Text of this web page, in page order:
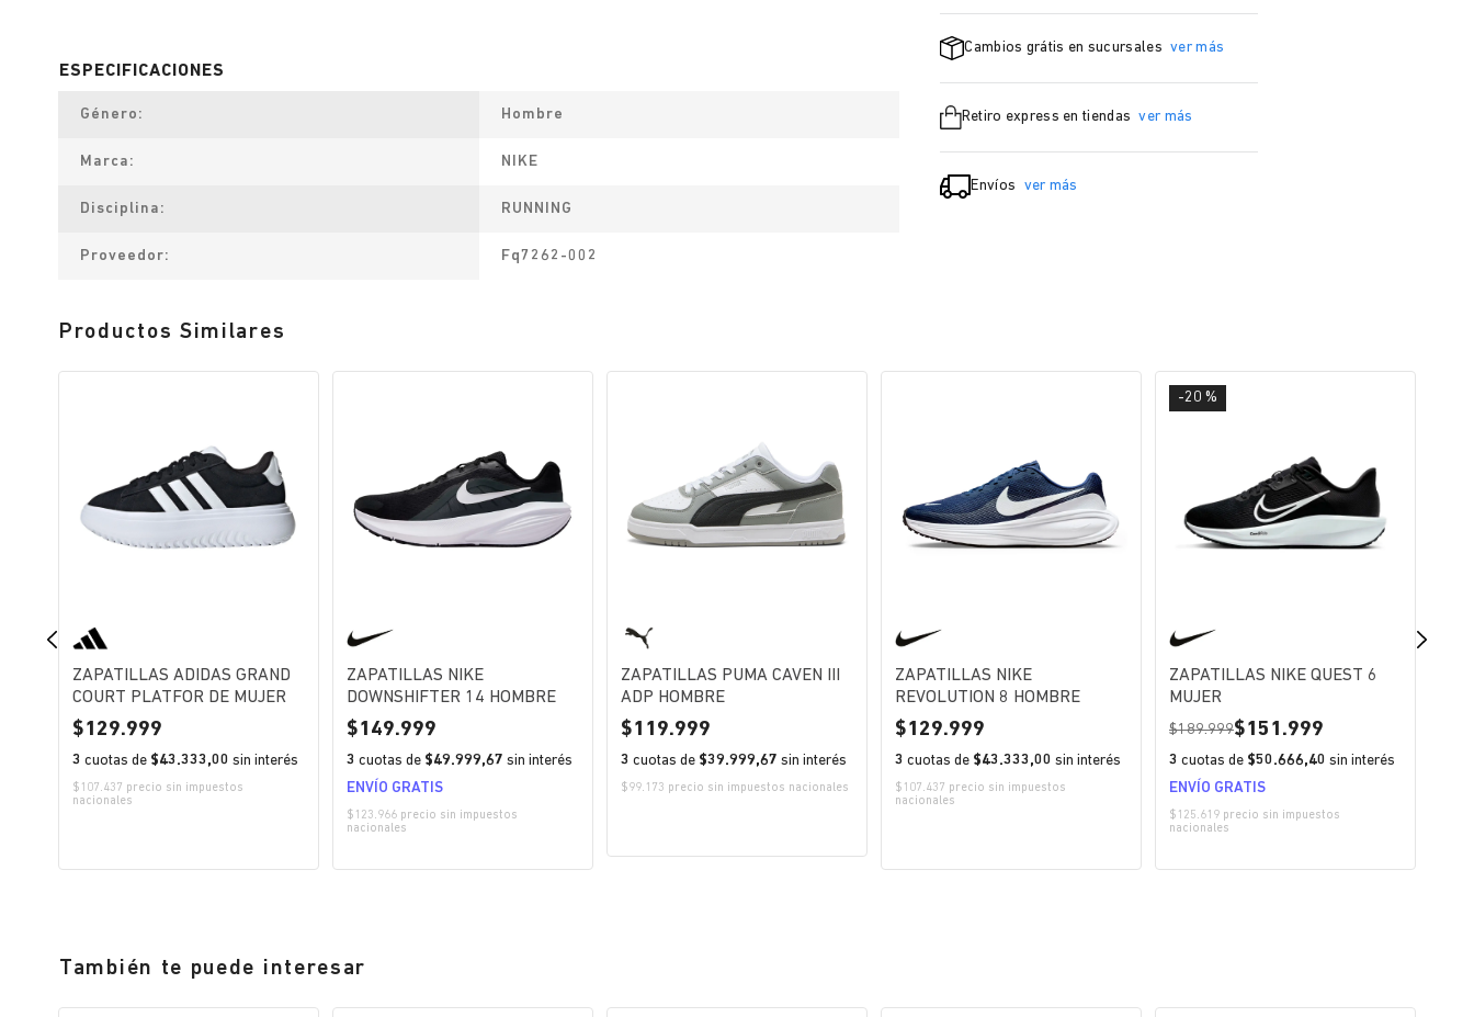
Género Hombre
Marca NIKE
Disciplina RUNNING
Proveedor Fq7262-002
Cambios grátis en sucursales ver más
Retiro express en tiendas ver más
Envíos ver más
Productos Similares
ZAPATILLAS ADIDAS GRAND
COURT PLATFOR DE MUJER
129.999
3 cuotas de $43.333,00 sin interés
$107.437 precio sin impuestos
nacionales
ZAPATILLAS NIKE
DOWNSHIFTER 14 HOMBRE
149.999
3 cuotas de $49.999,67 sin interés
ENVÍO GRATIS
$123.966 precio sin impuestos
nacionales
ZAPATILLAS PUMA CAVEN III
ADP HOMBRE
119.999
3 cuotas de $39.999,67 sin interés
$99.173 precio sin impuestos nacionales
ZAPATILLAS NIKE
REVOLUTION 8 HOMBRE
129.999
3 cuotas de $43.333,00 sin interés
$107.437 precio sin impuestos
nacionales
-20 %
ZAPATILLAS NIKE QUEST 6
MUJER
189.999 151.999
3 cuotas de $50.666,40 sin interés
ENVÍO GRATIS
$125.619 precio sin impuestos
nacionales
También te puede interesar